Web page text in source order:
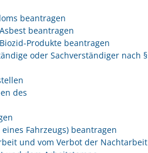
beantragen
beantragen
Produkte beantragen
oder Sachverständiger nach §
des
Fahrzeugs) beantragen
und vom Verbot der Nachtarbeit